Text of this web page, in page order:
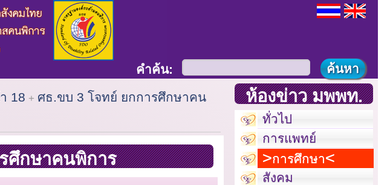
คำค้น:
18
ศธ.ขบ 3 โจทย์ ยกการศึกษาคน
ศึกษาคนพิการ
ห้องข่าว มพพท.
ทั่วไป
การแพทย์
การศึกษา
สังคม